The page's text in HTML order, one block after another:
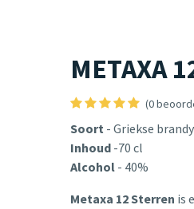
METAXA
(0
Soort - Griekse brandy
Inhoud -70 cl
Alcohol - 40%
Metaxa 12 Sterren is